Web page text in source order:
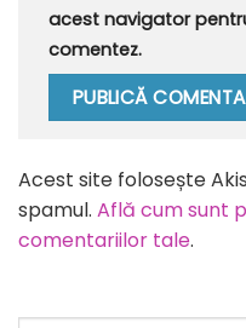
acest navigator
comentez.
Acest site folosește
spamul. Află cum sunt
comentariilor tale.